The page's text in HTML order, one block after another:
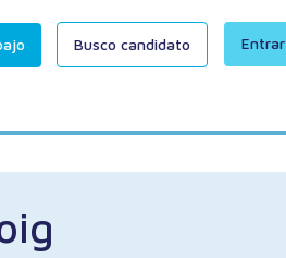
Entrar
Busco candidato